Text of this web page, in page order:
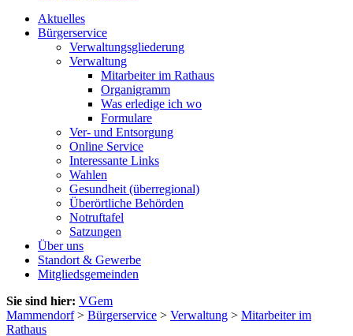
Aktuelles
Bürgerservice
Verwaltungsgliederung
Verwaltung
Mitarbeiter im Rathaus
Organigramm
Was erledige ich wo
Formulare
Ver- und Entsorgung
Online Service
Interessante Links
Wahlen
Gesundheit (überregional)
Überörtliche Behörden
Notruftafel
Satzungen
Über uns
Standort & Gewerbe
Mitgliedsgemeinden
Sie sind hier: VGem
Mammendorf> Bürgerservice > Verwaltung > Mitarbeiter im
Rathaus